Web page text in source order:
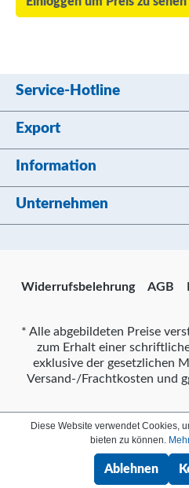
Service-Hotline
Export
Information
Unternehmen
Widerrufsbelehrung AGB
* Alle abgebildeten Preise
zum Erhalt einer
exklusive der gesetzlichen
Versand-/Frachtkosten und
Diese Website verwendet Cookies,
bieten zu können.
Ablehnen